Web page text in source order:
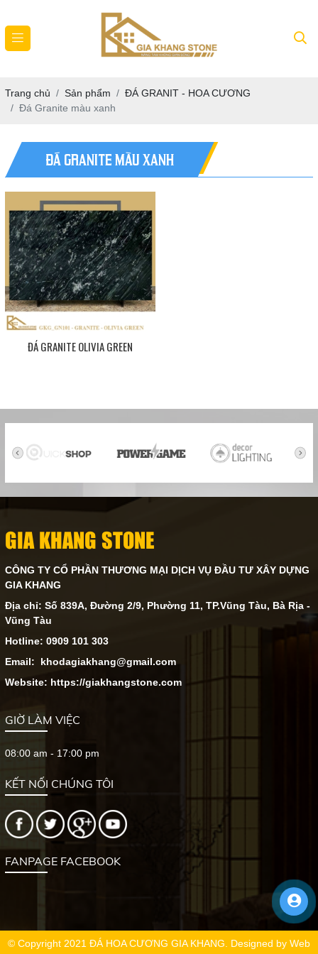
Trang chủ Sản phẩm
ĐÁ GRANIT - HOA CƯƠNG
Đá Granite màu xanh
ĐÁ GRANITE MÀU XANH
ĐÁ GRANITE OLIVIA GREEN
GIA KHANG STONE
CÔNG TY CỔ PHẦN THƯƠNG MẠI DỊCH VỤ ĐẦU TƯ XÂY DỰNG
GIA KHANG
Địa chỉ: Số 839A, Đường 2/9, Phường 11, TP.Vũng Tàu, Bà Rịa -
Vũng Tàu
Hotline: 0909 101 303
Email: khodagiakhang@gmail.com
Website: https://giakhangstone.com
GIỜ LÀM VIỆC
08:00 am - 17:00 pm
KẾT NỐI CHÚNG TÔI
FANPAGE FACEBOOK
© Copyright 2021 ĐÁ HOA CƯƠNG GIA KHANG. Designed by Web